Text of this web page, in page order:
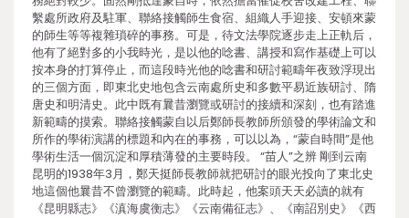
繫處所政府及駐軍、聯絡接觸師生食宿、組織人手迎接、安頓來蒙
的師生等等複雜瑣碎的事務。可是，待文法學院逐步走上正軌后，
他有了絕對多的小我時光，是以他的唸書、講授和寫作基礎上可以
按本身的打算停止，而這段時光他的唸書和研討範疇年夜致浮現出
的三個方面，即東北史地包含云南處所史和多數平易近族研討、隋
唐史和明清史。此中既有曩昔瀏覽或研討的接續和深刻，也有踏進
新範疇的摸索。聯絡接觸蒙自以后鄭師長教師所頒發的學術論文和
所作的學術演講的標題和內在的事務，可以以為，“蒙自時間”是他
學術生活一個沉淀和厚積薄發的主要時段。 “苗人”之辨 剛到云南
昆明的1938年3月，鄭天挺師長教師就把研討的眼光投向了東北史
地這個他曩昔不曾瀏覽的範疇。此時起，他案頭天天必讀的就有
《昆明縣志》《滇海虞衡志》《云南備征志》、《南詔別史》《西